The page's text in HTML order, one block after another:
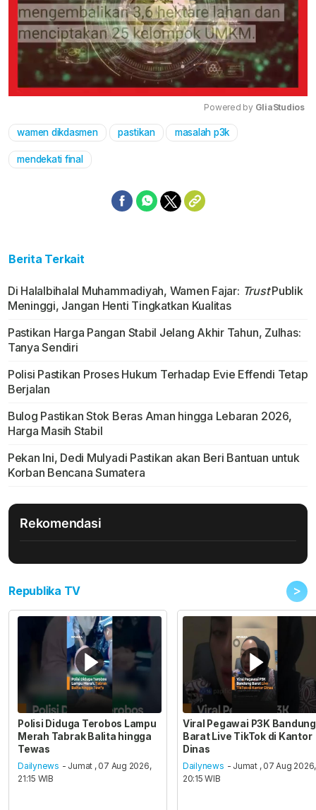
Powered by GliaStudios
wamen dikdasmen pastikan masalah p3k
mendekati final
Berita Terkait
Di Halalbihalal Muhammadiyah, Wamen Fajar: TrustPublik
Meninggi, Jangan Henti Tingkatkan Kualitas
Pastikan Harga Pangan Stabil Jelang Akhir Tahun, Zulhas:
Tanya Sendiri
Polisi Pastikan Proses Hukum Terhadap Evie Effendi Tetap
Berjalan
Bulog Pastikan Stok Beras Aman hingga Lebaran 2026,
Harga Masih Stabil
Pekan Ini, Dedi Mulyadi Pastikan akan Beri Bantuan untuk
Korban Bencana Sumatera
Rekomendasi
Republika TV >
Polisi Diduga Terobos Lampu
Merah Tabrak Balita hingga
Tewas
Dailynews - Jumat , 07 Aug 2026,
21:15 WIB
Viral Pegawai P3K Bandung
Barat Live TikTok di Kantor
Dinas
Dailynews - Jumat , 07 Aug 2026,
20:15 WIB